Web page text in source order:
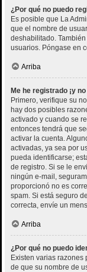
¿Por qué no puedo
Es posible que La
que el nombre de
deshabilitado.
usuarios. Póngase en
Arriba
Me he registrado ¡y
Primero, verifique su
hay dos posibles
activado y cuando se
entonces tendrá que
activar la cuenta.
activadas, ya sea por
pueda identificarse;
de registro. Si se le
ningún e-mail,
proporcionó no es
spam. Si está seguro
correcta, envíe un
Arriba
¿Por qué no puedo
Existen varias razones
de que su nombre de